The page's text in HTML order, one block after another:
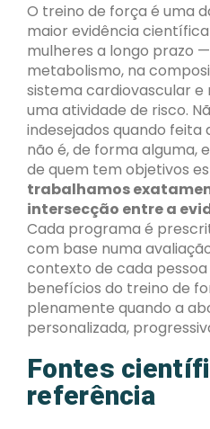
O treino de força é uma
maior evidência
mulheres a longo prazo
metabolismo, na
sistema cardiovascular e
uma atividade de risco.
indesejados quando feita
não é, de forma alguma,
de quem tem objetivos
trabalhamos
intersecção entre a
Cada programa é
com base numa
contexto de cada
benefícios do treino de
plenamente quando a
personalizada,
Fontes
referência